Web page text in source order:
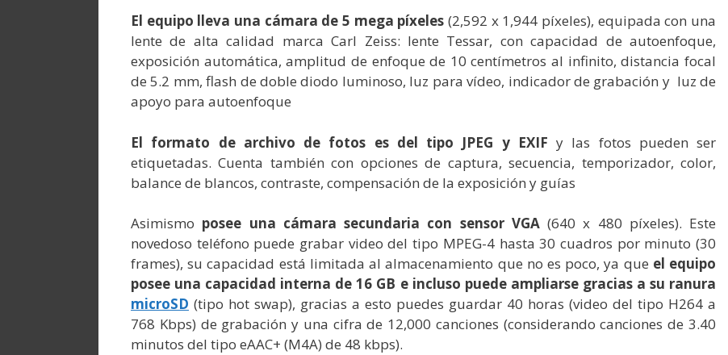
El equipo lleva una cámara de 5 mega píxeles (2,592 x 1,944 píxeles), equipada con una
lente de alta calidad marca Carl Zeiss: lente Tessar, con capacidad de autoenfoque,
exposición automática, amplitud de enfoque de 10 centímetros al infinito, distancia focal
de 5.2 mm, flash de doble diodo luminoso, luz para vídeo, indicador de grabación y luz de
apoyo para autoenfoque
El formato de archivo de fotos es del tipo JPEG y EXIF y las fotos pueden ser
etiquetadas. Cuenta también con opciones de captura, secuencia, temporizador, color,
balance de blancos, contraste, compensación de la exposición y guías
Asimismo posee una cámara secundaria con sensor VGA(640 x 480 píxeles). Este
novedoso teléfono puede grabar video del tipo MPEG-4 hasta 30 cuadros por minuto (30
frames), su capacidad está limitada al almacenamiento que no es poco, ya que el equipo
posee una capacidad interna de 16 GB e incluso puede ampliarse gracias a su ranura
microSD (tipo hot swap), gracias a esto puedes guardar 40 horas (video del tipo H264 a
768 Kbps) de grabación y una cifra de 12,000 canciones (considerando canciones de 3.40
minutos del tipo eAAC+ (M4A) de 48 kbps).